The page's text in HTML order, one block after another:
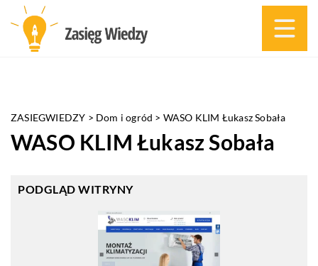
ZASIEGWIEDZY > Dom i ogród > WASO KLIM Łukasz Sobała
WASO KLIM Łukasz Sobała
PODGLĄD WITRYNY